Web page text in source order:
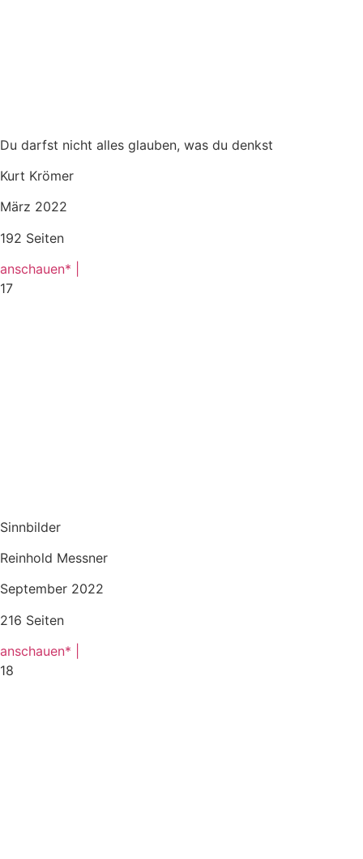
Du darfst nicht alles glauben, was du denkst
Kurt Krömer
März 2022
192 Seiten
anschauen* |
17
Sinnbilder
Reinhold Messner
September 2022
216 Seiten
anschauen* |
18